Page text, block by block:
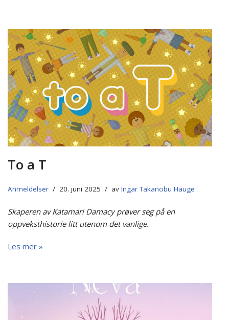
To a T
Anmeldelser 20. juni 2025 av Ingar Takanobu Hauge
Skaperen av Katamari Damacy prøver seg på en
oppveksthistorie litt utenom det vanlige.
Les mer »